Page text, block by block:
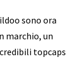
sono ora
marchio, un
topcaps